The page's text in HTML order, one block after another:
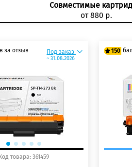
Совместимые
от 880 р.
за отзыв Под заказ
~ 31.08.2026
Код товара: 361459
150
125
150